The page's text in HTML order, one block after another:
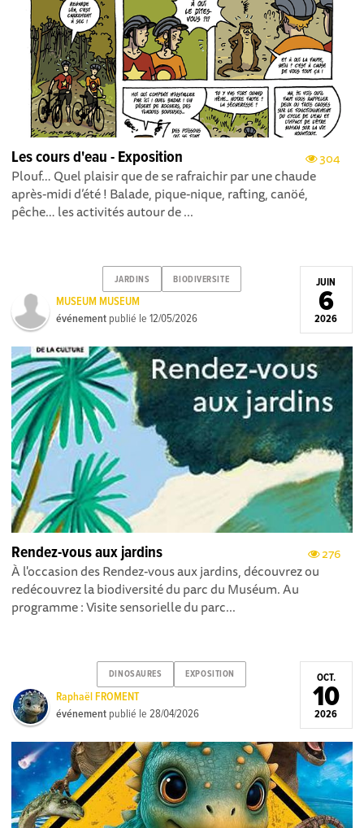
304
Les cours d'eau - Exposition
Plouf… Quel plaisir que de se rafraichir par une chaude
après-midi d’été ! Balade, pique-nique, rafting, canöé,
pêche… les activités autour de ...
JARDINS BIODIVERSITE
MUSEUM MUSEUM
événement publié le12/05/2026
JUIN
6
2026
276
Rendez-vous aux jardins
À l'occasion des Rendez-vous aux jardins, découvrez ou
redécouvrez la biodiversité du parc du Muséum. Au
programme : Visite sensorielle du parc...
DINOSAURES EXPOSITION
Raphaël FROMENT
événement publié le28/04/2026
OCT.
10
2026